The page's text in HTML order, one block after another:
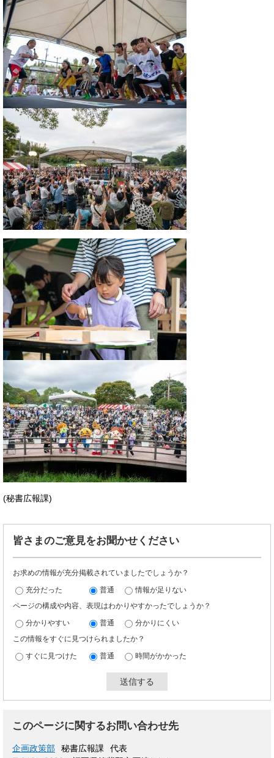
(秘書広報課)
皆さまのご意見をお聞かせください
お求めの情報が充分掲載されていましたでしょうか？
充分だった 普通
情報が足りない
ページの構成や内容、表現はわかりやすかったでしょうか？
分かりやすい 普通
分かりにくい
この情報をすぐに見つけられましたか？
すぐに見つけた 普通 時間がかかった
このページに関するお問い合わせ先
企画政策部 秘書広報課
代表